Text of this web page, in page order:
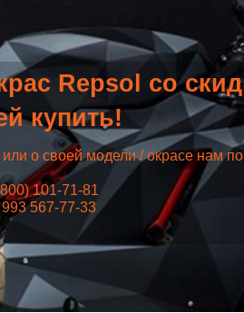
Repsol со
купить!
или о своей модели / окрасе нам
101-71-81
567-77-33